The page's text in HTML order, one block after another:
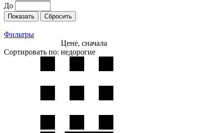
До
Фильтры
Сортировать по:
Цене, сначала
недорогие